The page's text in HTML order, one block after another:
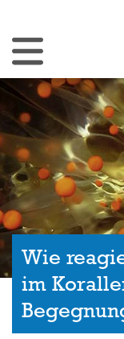
Navigation
Wie
im